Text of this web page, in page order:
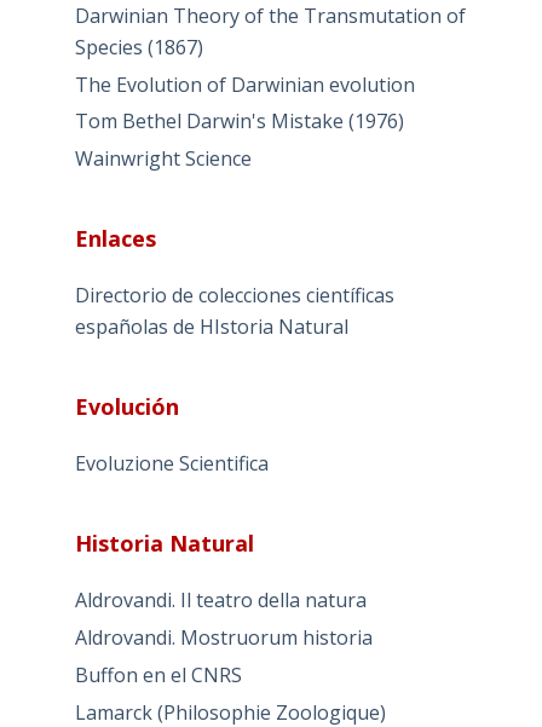
Darwinian Theory of the Transmutation of
Species (1867)
The Evolution of Darwinian evolution
Tom Bethel Darwin's Mistake (1976)
Wainwright Science
Enlaces
Directorio de colecciones científicas
españolas de HIstoria Natural
Evolución
Evoluzione Scientifica
Historia Natural
Aldrovandi. Il teatro della natura
Aldrovandi. Mostruorum historia
Buffon en el CNRS
Lamarck (Philosophie Zoologique)